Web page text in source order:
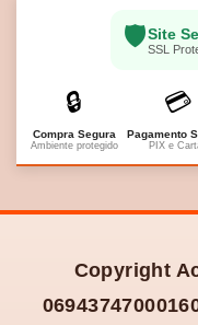
🛡️Site
SSL
🔒
Compra Segura
Ambiente protegido
💳
Pagamento
PIX e
Copyright